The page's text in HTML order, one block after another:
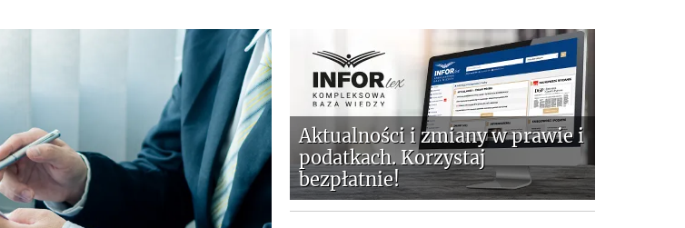
Aktualności i zmiany w prawie i
podatkach. Korzystaj
bezpłatnie!